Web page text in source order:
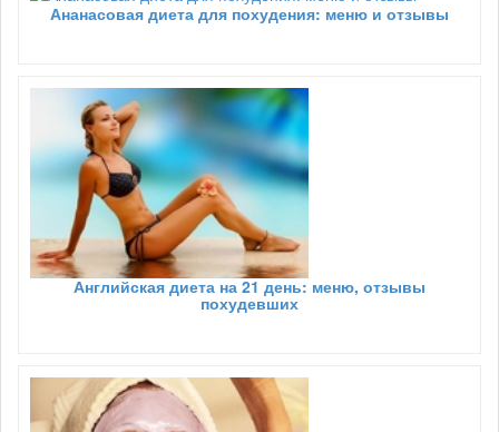
Ананасовая диета для похудения: меню и отзывы
Английская диета на 21 день: меню, отзывы
похудевших